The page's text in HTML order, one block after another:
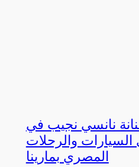
نانسي نجيب في
السيارات والرحلات
المصري بمارينا